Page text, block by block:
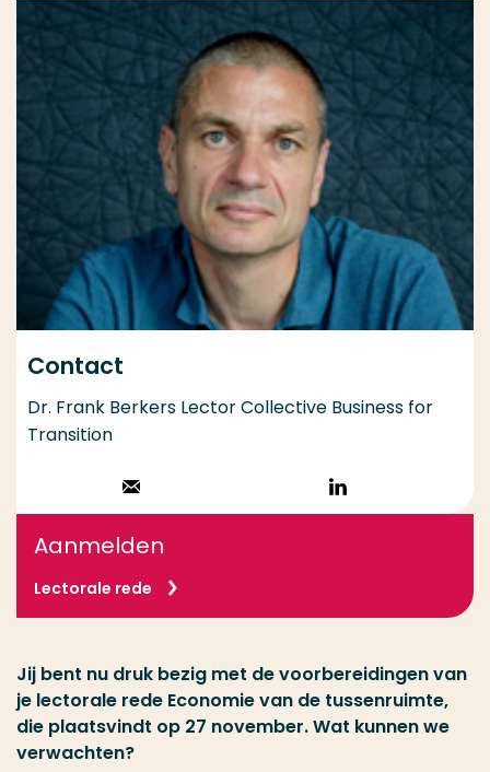
Contact
Dr. Frank Berkers Lector Collective Business for
Transition
Stuur een email
Volg op
LinkedIn
Aanmelden
Lectorale rede
Jij bent nu druk bezig met de voorbereidingen van
je lectorale rede Economie van de tussenruimte,
die plaatsvindt op 27 november. Wat kunnen we
verwachten?